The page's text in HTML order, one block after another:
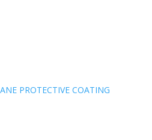
PROTECTIVE COATING